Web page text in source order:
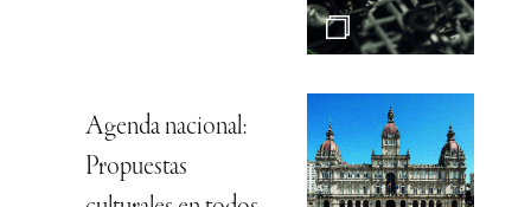
Agenda nacional:
Propuestas